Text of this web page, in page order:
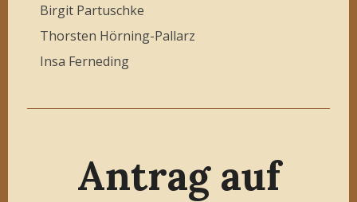
Birgit Partuschke
Thorsten Hörning-Pallarz
Insa Ferneding
Antrag auf